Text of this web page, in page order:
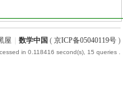
屋 数学中国 ( 京ICP备05040119号)
in 0.118416 second(s), 15 queries .